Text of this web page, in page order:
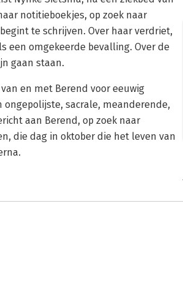
notitieboekjes, op zoek naar
te schrijven. Over haar verdriet,
een omgekeerde bevalling. Over de
gaan staan.
en met Berend voor eeuwig
sacrale, meanderende,
aan Berend, op zoek naar
die dag in oktober die het leven van